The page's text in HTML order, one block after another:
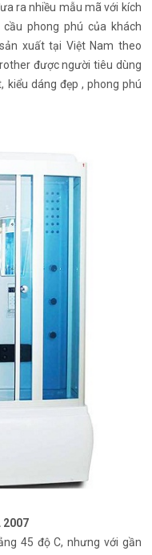
ra nhiều mẫu mã với kích
phong phú của khách
xuất tại Việt Nam theo
được người tiêu dùng
dáng đẹp , phong phú
2007
45 độ C, nhưng với gần